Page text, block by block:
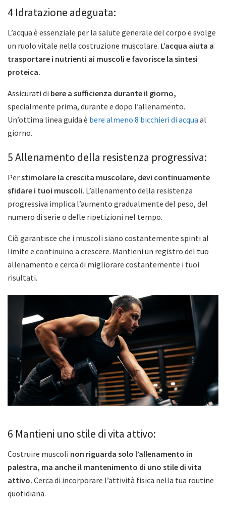
4 Idratazione adeguata:
L’acqua è essenziale per la salute generale del corpo e svolge
un ruolo vitale nella costruzione muscolare. L’acqua aiuta a
trasportare i nutrienti ai muscoli e favorisce la sintesi
proteica.
Assicurati di bere a sufficienza durante il giorno,
specialmente prima, durante e dopo l’allenamento.
Un’ottima linea guida è bere almeno 8 bicchieri di acqua al
giorno.
5 Allenamento della resistenza progressiva:
Perstimolare la crescita muscolare, devi continuamente
sfidare i tuoi muscoli. L’allenamento della resistenza
progressiva implica l’aumento gradualmente del peso, del
numero di serie o delle ripetizioni nel tempo.
Ciò garantisce che i muscoli siano costantemente spinti al
limite e continuino a crescere. Mantieni un registro del tuo
allenamento e cerca di migliorare costantemente i tuoi
risultati.
6 Mantieni uno stile di vita attivo:
Costruire muscoli non riguarda solo l’allenamento in
palestra, ma anche il mantenimento di uno stile di vita
attivo. Cerca di incorporare l’attività fisica nella tua routine
quotidiana.